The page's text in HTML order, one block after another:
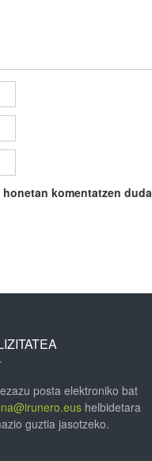
komentatzen
posta elektroniko bat
helbidetara
guztia jasotzeko.